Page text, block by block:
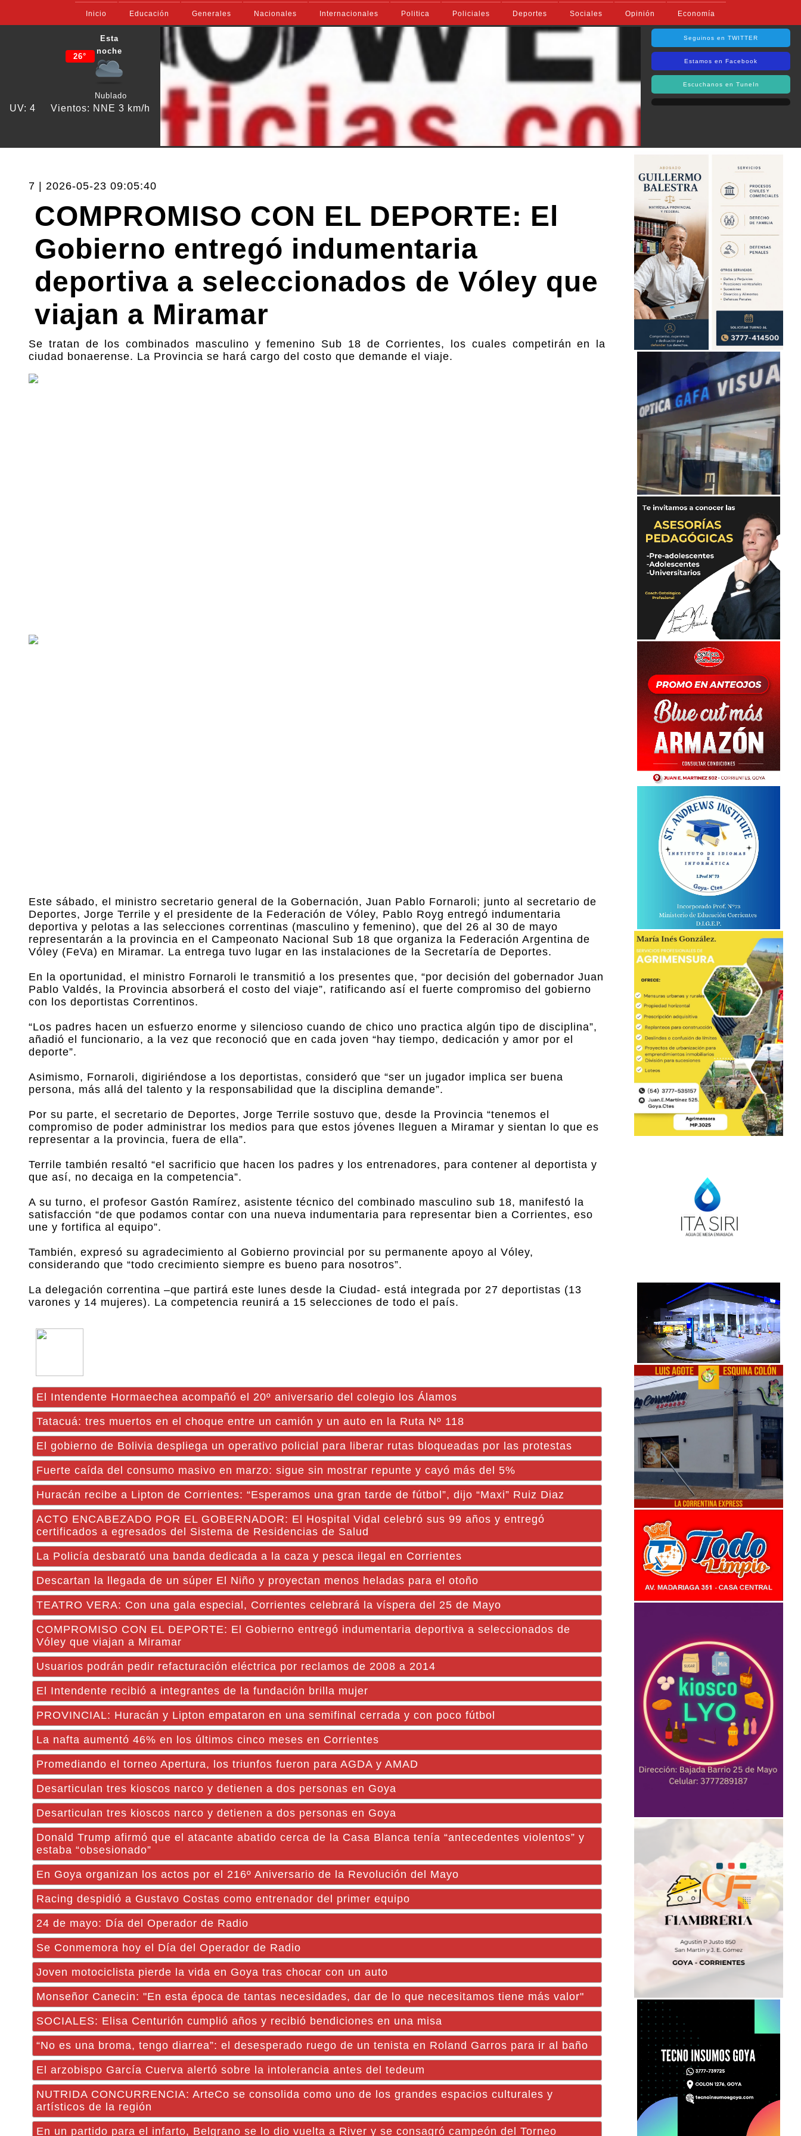
Inicio Educación Generales Nacionales Internacionales Politica Policiales Deportes Sociales Opinión Economía
26°
Esta
noche
Nublado
UV: 4 Vientos: NNE 3 km/h
Seguinos en TWITTER
Estamos en Facebook
Escuchanos en TuneIn
7 | 2026-05-23 09:05:40
COMPROMISO CON EL DEPORTE: El
Gobierno entregó indumentaria
deportiva a seleccionados de Vóley que
viajan a Miramar
Se tratan de los combinados masculino y femenino Sub 18 de Corrientes, los cuales competirán en la
ciudad bonaerense. La Provincia se hará cargo del costo que demande el viaje.
Este sábado, el ministro secretario general de la Gobernación, Juan Pablo Fornaroli; junto al secretario de
Deportes, Jorge Terrile y el presidente de la Federación de Vóley, Pablo Royg entregó indumentaria
deportiva y pelotas a las selecciones correntinas (masculino y femenino), que del 26 al 30 de mayo
representarán a la provincia en el Campeonato Nacional Sub 18 que organiza la Federación Argentina de
Vóley (FeVa) en Miramar. La entrega tuvo lugar en las instalaciones de la Secretaría de Deportes.
En la oportunidad, el ministro Fornaroli le transmitió a los presentes que, “por decisión del gobernador Juan
Pablo Valdés, la Provincia absorberá el costo del viaje”, ratificando así el fuerte compromiso del gobierno
con los deportistas Correntinos.
“Los padres hacen un esfuerzo enorme y silencioso cuando de chico uno practica algún tipo de disciplina”,
añadió el funcionario, a la vez que reconoció que en cada joven “hay tiempo, dedicación y amor por el
deporte”.
Asimismo, Fornaroli, digiriéndose a los deportistas, consideró que “ser un jugador implica ser buena
persona, más allá del talento y la responsabilidad que la disciplina demande”.
Por su parte, el secretario de Deportes, Jorge Terrile sostuvo que, desde la Provincia “tenemos el
compromiso de poder administrar los medios para que estos jóvenes lleguen a Miramar y sientan lo que es
representar a la provincia, fuera de ella”.
Terrile también resaltó “el sacrificio que hacen los padres y los entrenadores, para contener al deportista y
que así, no decaiga en la competencia”.
A su turno, el profesor Gastón Ramírez, asistente técnico del combinado masculino sub 18, manifestó la
satisfacción “de que podamos contar con una nueva indumentaria para representar bien a Corrientes, eso
une y fortifica al equipo”.
También, expresó su agradecimiento al Gobierno provincial por su permanente apoyo al Vóley,
considerando que “todo crecimiento siempre es bueno para nosotros”.
La delegación correntina –que partirá este lunes desde la Ciudad- está integrada por 27 deportistas (13
varones y 14 mujeres). La competencia reunirá a 15 selecciones de todo el país.
El Intendente Hormaechea acompañó el 20º aniversario del colegio los Álamos
Tatacuá: tres muertos en el choque entre un camión y un auto en la Ruta Nº 118
El gobierno de Bolivia despliega un operativo policial para liberar rutas bloqueadas por las protestas
Fuerte caída del consumo masivo en marzo: sigue sin mostrar repunte y cayó más del 5%
Huracán recibe a Lipton de Corrientes: “Esperamos una gran tarde de fútbol”, dijo “Maxi” Ruiz Diaz
ACTO ENCABEZADO POR EL GOBERNADOR: El Hospital Vidal celebró sus 99 años y entregó
certificados a egresados del Sistema de Residencias de Salud
La Policía desbarató una banda dedicada a la caza y pesca ilegal en Corrientes
Descartan la llegada de un súper El Niño y proyectan menos heladas para el otoño
TEATRO VERA: Con una gala especial, Corrientes celebrará la víspera del 25 de Mayo
COMPROMISO CON EL DEPORTE: El Gobierno entregó indumentaria deportiva a seleccionados de
Vóley que viajan a Miramar
Usuarios podrán pedir refacturación eléctrica por reclamos de 2008 a 2014
El Intendente recibió a integrantes de la fundación brilla mujer
PROVINCIAL: Huracán y Lipton empataron en una semifinal cerrada y con poco fútbol
La nafta aumentó 46% en los últimos cinco meses en Corrientes
Promediando el torneo Apertura, los triunfos fueron para AGDA y AMAD
Desarticulan tres kioscos narco y detienen a dos personas en Goya
Desarticulan tres kioscos narco y detienen a dos personas en Goya
Donald Trump afirmó que el atacante abatido cerca de la Casa Blanca tenía “antecedentes violentos” y
estaba “obsesionado”
En Goya organizan los actos por el 216º Aniversario de la Revolución del Mayo
Racing despidió a Gustavo Costas como entrenador del primer equipo
24 de mayo: Día del Operador de Radio
Se Conmemora hoy el Día del Operador de Radio
Joven motociclista pierde la vida en Goya tras chocar con un auto
Monseñor Canecin: "En esta época de tantas necesidades, dar de lo que necesitamos tiene más valor"
SOCIALES: Elisa Centurión cumplió años y recibió bendiciones en una misa
“No es una broma, tengo diarrea”: el desesperado ruego de un tenista en Roland Garros para ir al baño
El arzobispo García Cuerva alertó sobre la intolerancia antes del tedeum
NUTRIDA CONCURRENCIA: ArteCo se consolida como uno de los grandes espacios culturales y
artísticos de la región
En un partido para el infarto, Belgrano se lo dio vuelta a River y se consagró campeón del Torneo